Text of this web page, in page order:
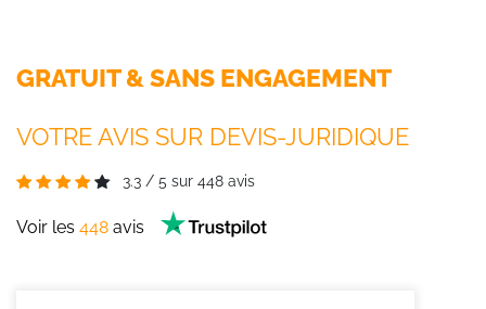
GRATUIT & SANS ENGAGEMENT
VOTRE AVIS SUR DEVIS-JURIDIQUE
3.3 / 5 sur 448 avis
Voir les 448 avis